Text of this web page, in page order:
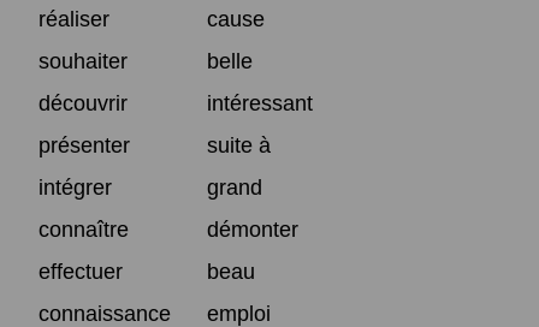
réaliser
cause
souhaiter
belle
découvrir
intéressant
présenter
suite à
intégrer
grand
connaître
démonter
effectuer
beau
connaissance
emploi